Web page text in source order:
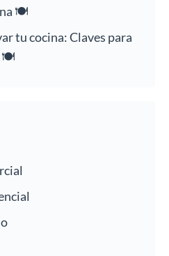
🍽️
tu cocina: Claves para
🍽️